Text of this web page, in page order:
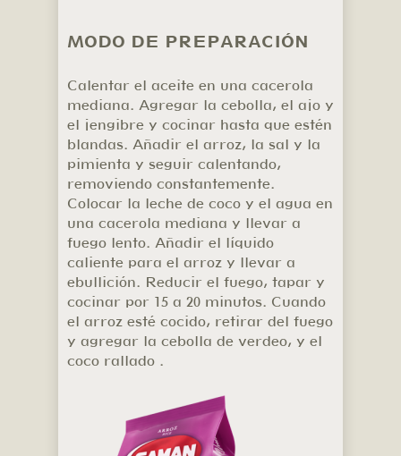
MODO DE PREPARACIÓN
Calentar el aceite en una cacerola
mediana. Agregar la cebolla, el ajo y
el jengibre y cocinar hasta que estén
blandas. Añadir el arroz, la sal y la
pimienta y seguir calentando,
removiendo constantemente.
Colocar la leche de coco y el agua en
una cacerola mediana y llevar a
fuego lento. Añadir el líquido
caliente para el arroz y llevar a
ebullición. Reducir el fuego, tapar y
cocinar por 15 a 20 minutos. Cuando
el arroz esté cocido, retirar del fuego
y agregar la cebolla de verdeo, y el
coco rallado .